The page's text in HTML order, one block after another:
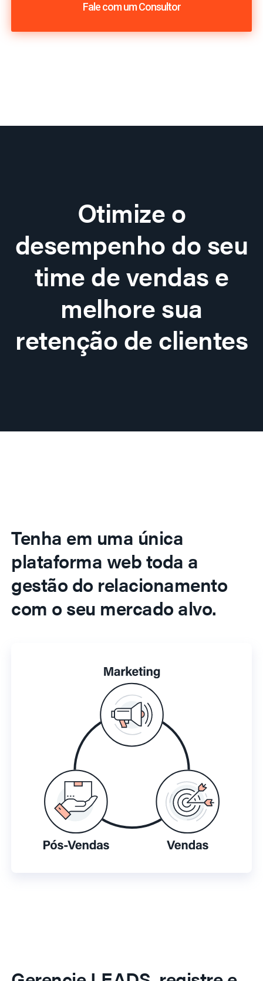
Fale com um Consultor
Otimize o
desempenho do seu
time de vendas e
melhore sua
retenção de clientes
Tenha em uma única
plataforma web toda a
gestão do relacionamento
com o seu mercado alvo.